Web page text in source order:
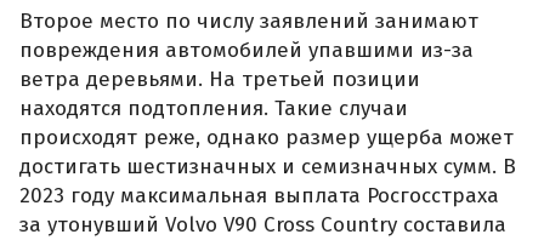
Второе место по числу заявлений занимают
повреждения автомобилей упавшими из-за
ветра деревьями. На третьей позиции
находятся подтопления. Такие случаи
происходят реже, однако размер ущерба может
достигать шестизначных и семизначных сумм. В
2023 году максимальная выплата Росгосстраха
за утонувший Volvo V90 Cross Country составила